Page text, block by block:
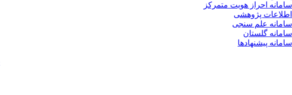
سامانه احراز هویت متمرکز
اطلاعات پژوهشی
سامانه علم سنجی
سامانه گلستان
سامانه پیشنهادها